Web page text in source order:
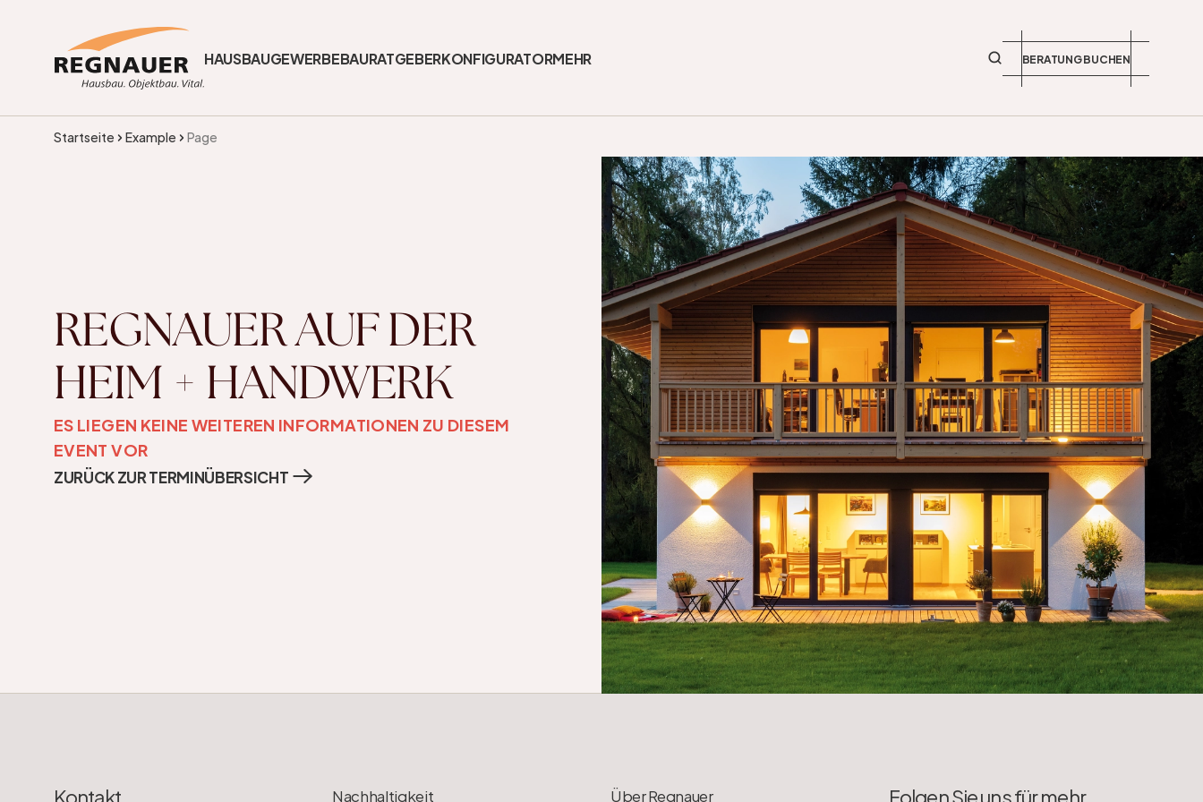
HAUSBAUGEWERBEBAURATGEBERKONFIGURATORMEHR BERATUNG BUCHEN
Startseite Example Page
REGNAUER AUF DER
HEIM + HANDWERK
ES LIEGEN KEINE WEITEREN INFORMATIONEN ZU DIESEM
EVENT VOR
ZURÜCK ZUR TERMINÜBERSICHT
Kontakt Nachhaltigkeit Über Regnauer Folgen Sie uns für mehr